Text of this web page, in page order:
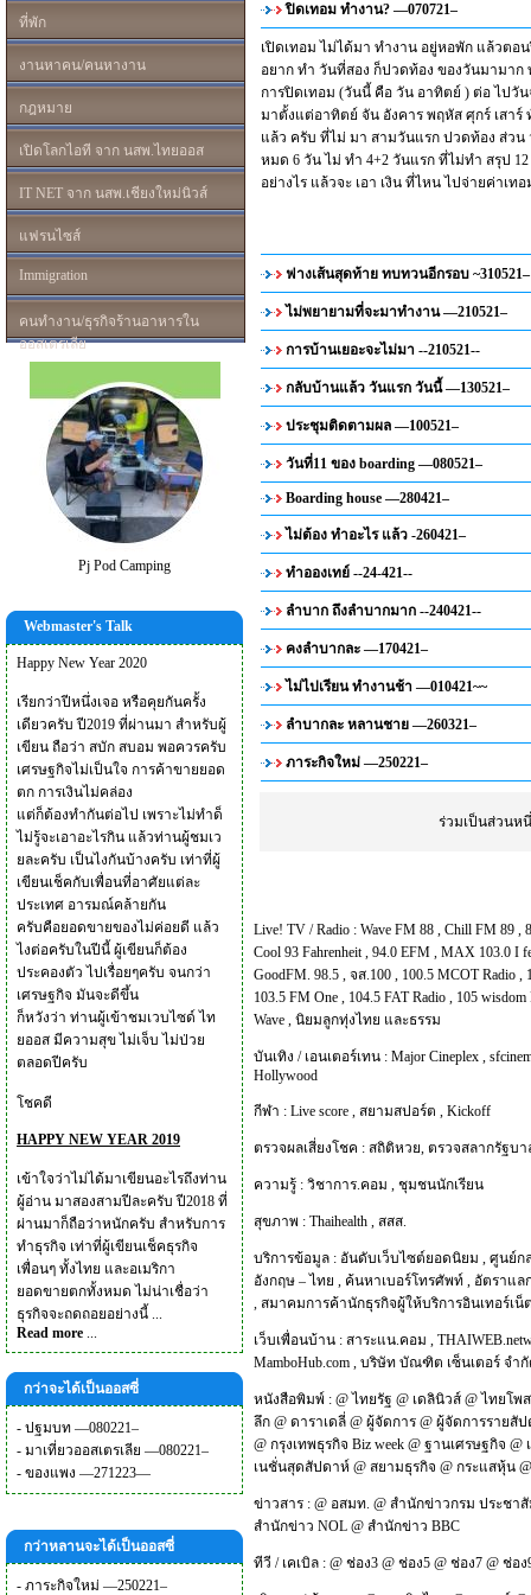
ที่พัก
งานหาคน/คนหางาน
กฎหมาย
เปิดโลกไอที จาก นสพ.ไทยออส
IT NET จาก นสพ.เชียงใหม่นิวส์
แฟรนไซส์
Immigration
คนทำงาน/ธุรกิจร้านอาหารใน
ออสเตรเลีย
Pj Pod Camping
Webmaster's Talk
Happy New Year 2020
เรียกว่าปีหนึ่งเจอ หรือคุยกันครั้ง
เดียวครับ ปี2019 ที่ผ่านมา สำหรับผู้
เขียน ถือว่า สบัก สบอม พอควรครับ
เศรษฐกิจไม่เป็นใจ การค้าขายยอด
ตก การเงินไม่คล่อง
แต่ก็ต้องทำกันต่อไป เพราะไม่ทำด็
ไม่รู้จะเอาอะไรกิน แล้วท่านผู้ชมเว
ยละครับ เป็นไงกันบ้างครับ เท่าที่ผู้
เขียนเช็คกับเพื่อนที่อาศัยแต่ละ
ประเทศ อารมณ์คล้ายกัน
ครับคือยอดขายของไม่ค่อยดี แล้ว
ไงต่อครับในปีนี้ ผู้เขียนก็ต้อง
ประคองตัว ไปเรื่อยๆครับ จนกว่า
เศรษฐกิจ มันจะดีขึ้น
ก็หวังว่า ท่านผู้เข้าชมเวบไซด์ ไท
ยออส มีความสุข ไม่เจ็บ ไม่ป่วย
ตลอดปีครับ
โชคดี
HAPPY NEW YEAR 2019
เข้าใจว่าไม่ได้มาเขียนอะไรถึงท่าน
ผู้อ่าน มาสองสามปีละครับ ปี2018 ที่
ผ่านมาก็ถือว่าหนักครับ สำหรับการ
ทำธุรกิจ เท่าที่ผู้เขียนเช็คธุรกิจ
เพื่อนๆ ทั้งไทย และอเมริกา
ยอดขายตกทั้งหมด ไม่น่าเชื่อว่า
ธุรกิจจะถดถอยอย่างนี้ ...
Read more ...
กว่าจะได้เป็นออสซี่
- ปฐมบท —080221–
- มาเที่ยวออสเตรเลีย —080221–
- ของแพง —271223—
กว่าหลานจะได้เป็นออสซี่
- ภาระกิจใหม่ —250221–
ปิดเทอม ทำงาน? —070721–
เปิดเทอม ไม่ได้มา ทำงาน อยู่หอพัก แล้วตอ
อยาก ทำ วันที่สอง ก็ปวดท้อง ของวันมามาก
การปิดเทอม (วันนี้ คือ วัน อาทิตย์ ) ต่อ ไปวั
มาตั้งแต่อาทิตย์ จัน อังคาร พฤหัส ศุกร์ เสา
แล้ว ครับ ที่ไม่ มา สามวันแรก ปวดท้อง ส่วน
หมด 6 วัน ไม่ ทำ 4+2 วันแรก ที่ไม่ทำ สรุป
อย่างไร แล้วจะ เอา เงิน ที่ไหน ไปจ่ายค่าเท
ฟางเส้นสุดท้าย ทบทวนอีกรอบ ~310521–
ไม่พยายามที่จะมาทำงาน —210521–
การบ้านเยอะจะไม่มา --210521--
กลับบ้านแล้ว วันแรก วันนี้ —130521–
ประชุมติดตามผล —100521–
วันที่11 ของ boarding —080521–
Boarding house —280421–
ไม่ต้อง ทำอะไร แล้ว -260421–
ทำอองเทย์ --24-421--
ลำบาก ถึงลำบากมาก --240421--
คงลำบากละ —170421–
ไม่ไปเรียน ทำงานช้า —010421~~
ลำบากละ หลานชาย —260321–
ภาระกิจใหม่ —250221–
ร่วมเป็นส่วนห
Live! TV / Radio : Wave FM 88 , Chill FM 89 ,
Cool 93 Fahrenheit, 94.0 EFM , MAX 103.0 I
GoodFM. 98.5 , จส.100 , 100.5 MCOT Radio ,
103.5 FM One , 104.5 FAT Radio , 105 wisdom
Wave , นิยมลูกทุ่งไทย และธรรม
บันเทิง / เอนเตอร์เทน : Major Cineplex ,
Hollywood
กีฬา : Live score , สยามสปอร์ต , Kickoff
ตรวจผลเสี่ยงโชค : สถิติหวย, ตรวจสลากรัฐบา
ความรู้ : วิชาการ.คอม , ชุมชนนักเรียน
สุขภาพ : Thaihealth , สสส.
บริการข้อมูล : อันดับเว็บไซต์ยอดนิยม , ศูนย์ก
อังกฤษ – ไทย , ค้นหาเบอร์โทรศัพท์ , อัตราแล
, สมาคมการค้านักธุรกิจผู้ให้บริการอินเทอร์เน็
เว็บเพื่อนบ้าน : สาระแน.คอม ,
MamboHub.com , บริษัท บัณฑิต เซ็นเตอร์ จำ
หนังสือพิมพ์ : @ ไทยรัฐ @ เดลินิวส์ @ ไทยโพ
ลึก @ ดาราเดลี่ @ ผู้จัดการ @ ผู้จัดการรายสั
@ กรุงเทพธุรกิจ Biz week @ ฐานเศรษฐกิจ @
เนชั่นสุดสัปดาห์ @ สยามธุรกิจ @ กระแสหุ้น
ข่าวสาร : @ อสมท. @ สำนักข่าวกรม ประชา
สำนักข่าว NOL @ สำนักข่าว BBC
ทีวี / เคเบิล : @ ช่อง3 @ ช่อง5 @ ช่อง7 @ ช่อง